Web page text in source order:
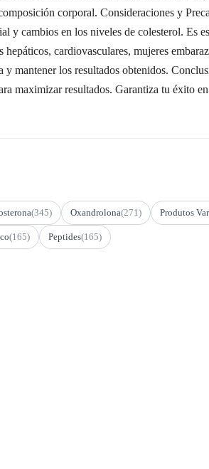
corporal. Consideraciones y
y cambios en los niveles de colesterol. Es
cardiovasculares, mujeres
mantener los resultados obtenidos.
maximizar resultados. Garantiza tu éxito
(345) Oxandrolona(271) Produtos
(165) Peptides(165)